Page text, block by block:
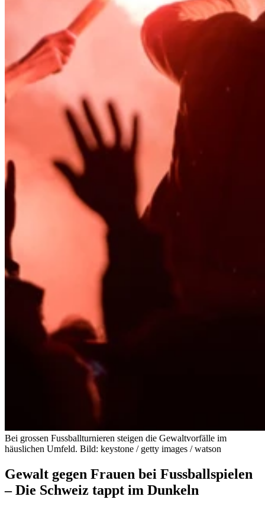
Bei grossen Fussballturnieren steigen die Gewaltvorfälle im
häuslichen Umfeld. Bild: keystone / getty images / watson
Gewalt gegen Frauen bei Fussballspielen
– Die Schweiz tappt im Dunkeln